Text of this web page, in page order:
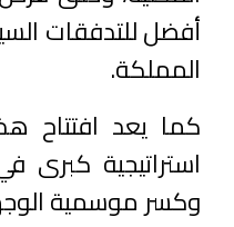
أفضل للتدفقات
المملكة.
كما يعد افتتاح
استراتيجية كبرى
وكسر موسمية